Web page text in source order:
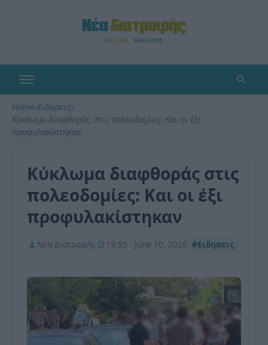
Home›Ειδησεις›
Κύκλωμα διαφθοράς στις πολεοδομίες: Και οι έξι
προφυλακίστηκαν
Κύκλωμα διαφθοράς στις
πολεοδομίες: Και οι έξι
προφυλακίστηκαν
Νέα Διατροφής 19:55 - June 10, 2026 #Ειδησεις